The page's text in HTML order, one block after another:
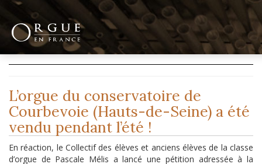
L’orgue du conservatoire de
Courbevoie (Hauts-de-Seine) a été
vendu pendant l’été !
En réaction, le Collectif des élèves et anciens élèves de la classe
d’orgue de Pascale Mélis a lancé une pétition adressée à la